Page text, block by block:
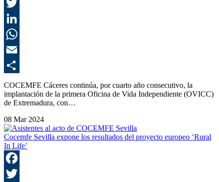
COCEMFE Cáceres continúa, por cuarto año consecutivo, la
implantación de la primera Oficina de Vida Independiente (OVICC)
de Extremadura, con…
08 Mar 2024
Cocemfe Sevilla expone los resultados del proyecto europeo ‘Rural
In Life’